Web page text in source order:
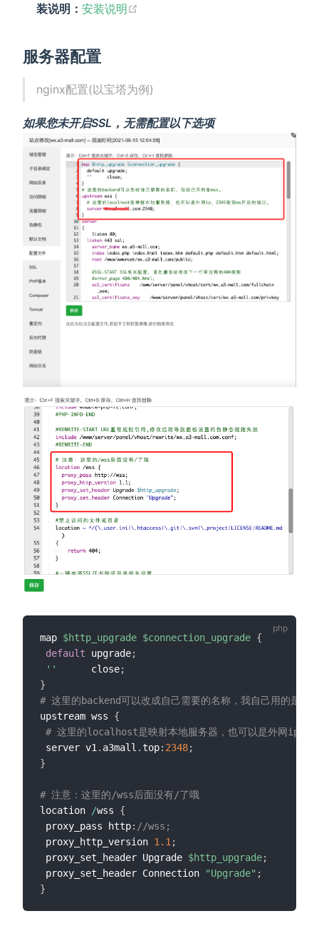
装说明：安装说明
服务器配置
nginx配置(以宝塔为例)
如果您未开启SSL，无需配置以下选项
map $http_upgrade $connection_upgrade {
default upgrade;
''
      close
;
}
# 这里的backend可以改成自己需要的名称，我自己用的是
upstream wss {
# 这里的localhost是映射本地服务器，也可以是外网ip，
server v1 . a3mall . top: 2348;
}
# 注意：这里的/wss后面没有/了哦
location
/wss {
proxy_pass http: //wss;
proxy_http_version 1.1 ;
proxy_set_header Upgrade $http_upgrade;
proxy_set_header Connection
"Upgrade" ;
}